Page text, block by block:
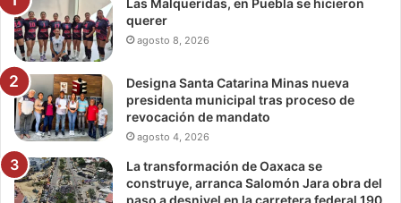
Las Malqueridas, en Puebla se hicieron
querer
agosto 8, 2026
Designa Santa Catarina Minas nueva
presidenta municipal tras proceso de
revocación de mandato
agosto 4, 2026
La transformación de Oaxaca se
construye, arranca Salomón Jara obra del